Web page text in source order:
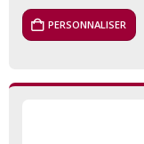
PERSONNALISER